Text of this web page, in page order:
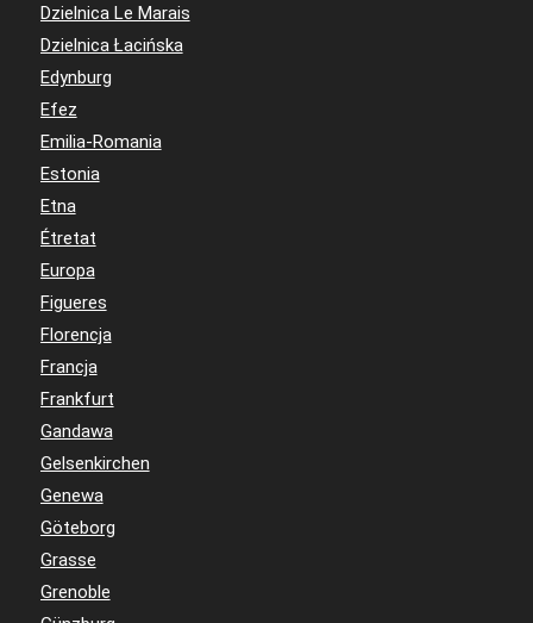
Dzielnica Le Marais
Dzielnica Łacińska
Edynburg
Efez
Emilia-Romania
Estonia
Etna
Étretat
Europa
Figueres
Florencja
Francja
Frankfurt
Gandawa
Gelsenkirchen
Genewa
Göteborg
Grasse
Grenoble